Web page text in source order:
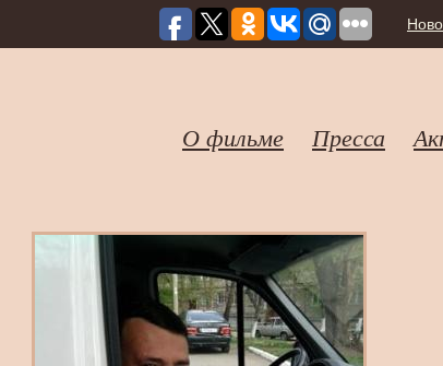
О фильме Пресса